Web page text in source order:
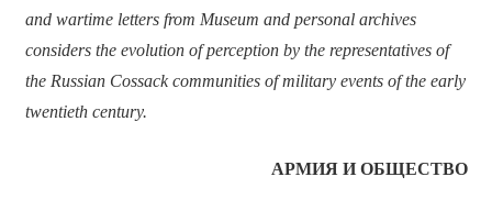
and wartime letters from Museum and personal archives
considers the evolution of perception by the representatives of
the Russian Cossack communities of military events of the early
twentieth century.
АРМИЯ И ОБЩЕСТВО